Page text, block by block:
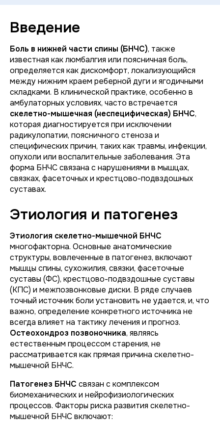
Введение
Боль в нижней части спины (БНЧС), также
известная как люмбалгия или поясничная боль,
определяется как дискомфорт, локализующийся
между нижним краем реберной дуги и ягодичными
складками. В клинической практике, особенно в
амбулаторных условиях, часто встречается
скелетно-мышечная (неспецифическая) БНЧС,
которая диагностируется при исключении
радикулопатии, поясничного стеноза и
специфических причин, таких как травмы, инфекции,
опухоли или воспалительные заболевания. Эта
форма БНЧС связана с нарушениями в мышцах,
связках, фасеточных и крестцово-подвздошных
суставах.
Этиология и патогенез
Этиология скелетно-мышечной БНЧС
многофакторна. Основные анатомические
структуры, вовлеченные в патогенез, включают
мышцы спины, сухожилия, связки, фасеточные
суставы (ФС), крестцово-подвздошные суставы
(КПС) и межпозвонковые диски. В ряде случаев
точный источник боли установить не удается, и, что
важно, определение конкретного источника не
всегда влияет на тактику лечения и прогноз.
Остеохондроз позвоночника, являясь
естественным процессом старения, не
рассматривается как прямая причина скелетно-
мышечной БНЧС.
Патогенез БНЧС связан с комплексом
биомеханических и нейрофизиологических
процессов. Факторы риска развития скелетно-
мышечной БНЧС включают: